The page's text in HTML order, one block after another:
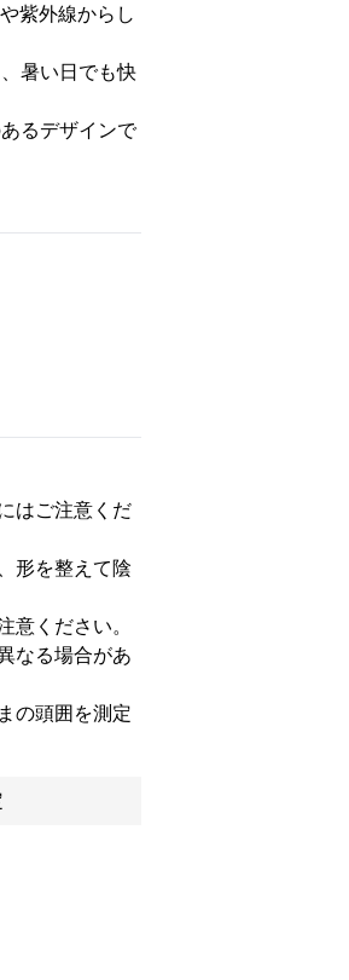
紫外線からし
暑い日でも快
るデザインで
はご注意くだ
形を整えて陰
意ください。
なる場合があ
の頭囲を測定